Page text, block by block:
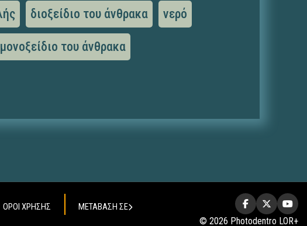
διοξείδιο του άνθρακα νερό
μονοξείδιο του άνθρακα
ΟΡΟΙ ΧΡΗΣΗΣ ΜΕΤΑΒΑΣΗ ΣΕ
© 2026 Photodentro LOR+